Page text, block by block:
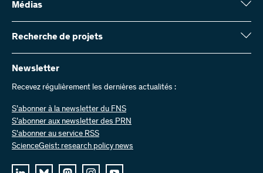
Wildhainweg 3
Contactez-nous
Envoyer des factures
Travailler chez nous
Offres d’emploi
Médias
Service de presse
Rapport annuel
Recherche de projets
Vous trouverez ici des informations complètes sur les projets de
recherche et les subsides approuvés par le FNS :
Recherche de projets
Newsletter
Recevez régulièrement les dernières actualités :
S’abonner à la newsletter du FNS
S’abonner aux newsletter des PRN
S'abonner au service RSS
ScienceGeist: research policy news